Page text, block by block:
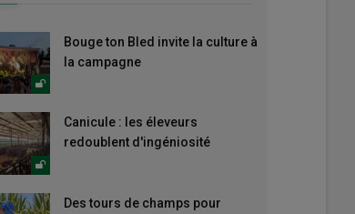
Bouge ton Bled invite la culture à
la campagne
Canicule : les éleveurs
redoublent d'ingéniosité
Des tours de champs pour